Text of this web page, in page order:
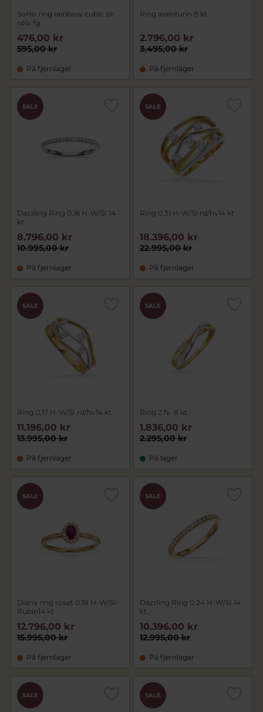
SoHo ring rainbow cubic zir.
sølv fg.
595,00 kr
476,00 kr
På fjernlager
Ring aventurin 8 kt.
3.495,00 kr
2.796,00 kr
På fjernlager
SALE
Dazzling Ring 0,16 H-W/SI 14
kt.
10.995,00 kr
8.796,00 kr
På fjernlager
SALE
Ring 0,31 H-W/SI rd/hv14 kt
22.995,00 kr
18.396,00 kr
På fjernlager
SALE
Ring 0,17 H-W/SI rd/hv14 kt
13.995,00 kr
11.196,00 kr
På fjernlager
SALE
Ring 2 fv. 8 kt.
2.295,00 kr
1.836,00 kr
På lager
SALE
Diana ring roset 0,18 H-W/SI-
Rubin14 kt
15.995,00 kr
12.796,00 kr
På fjernlager
SALE
Dazzling Ring 0,24 H-W/SI 14
kt.
12.995,00 kr
10.396,00 kr
På fjernlager
SALE SALE